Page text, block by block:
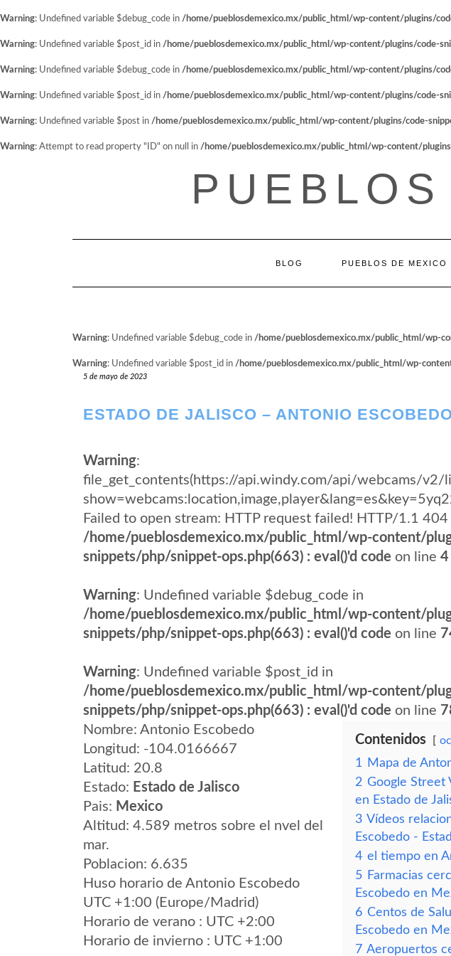
Warning: Undefined variable $debug_code in /home/pueblosdemexico.mx/public_html/wp-content/plugins/
Warning: Undefined variable $post_id in /home/pueblosdemexico.mx/public_html/wp-content/plugins/code-
Warning: Undefined variable $debug_code in /home/pueblosdemexico.mx/public_html/wp-content/plugins/
Warning: Undefined variable $post_id in /home/pueblosdemexico.mx/public_html/wp-content/plugins/code-
Warning: Undefined variable $post in /home/pueblosdemexico.mx/public_html/wp-content/plugins/code-
Warning: Attempt to read property "ID" on null in /home/pueblosdemexico.mx/public_html/wp-content/
BLOG PUEBLOS DE MEXICO
Warning: Undefined variable $debug_code in /home/pueblosdemexico.mx/public_html/wp-
Warning: Undefined variable $post_id in /home/pueblosdemexico.mx/public_html/wp-
5 de mayo de 2023
ESTADO DE JALISCO – ANTONIO
Warning:
file_get_contents(https://api.windy.com/api/webcams/
Failed to open stream: HTTP request failed! HTTP/1.1
/home/pueblosdemexico.mx/public_html/wp-content/
snippets/php/snippet-ops.php(663) : eval()'d code on line 4
Warning: Undefined variable $debug_code in
/home/pueblosdemexico.mx/public_html/wp-content/
snippets/php/snippet-ops.php(663) : eval()'d code on line
Warning: Undefined variable $post_id in
/home/pueblosdemexico.mx/public_html/wp-content/
snippets/php/snippet-ops.php(663) : eval()'d code on line
Nombre: Antonio Escobedo
Longitud: -104.0166667
Latitud: 20.8
Estado: Estado de Jalisco
Pais: Mexico
Altitud: 4.589 metros sobre el nvel del
mar.
Poblacion: 6.635
Huso horario de Antonio Escobedo
UTC +1:00 (Europe/Madrid)
Horario de verano : UTC +2:00
Horario de invierno : UTC +1:00
Contenidos
1
Mapa de
2 Google Street
en Estado de
3 Vídeos
Escobedo -
4 el tiempo en
5 Farmacias
Escobedo en
6 Centos de
Escobedo en
7 Aeropuertos